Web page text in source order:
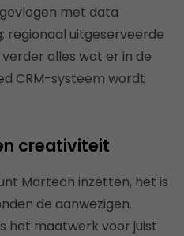
met data
uitgeserveerde
alles wat er in de
CRM-systeem wordt
creativiteit
Martech inzetten, het is
de aanwezigen.
het maatwerk voor juist